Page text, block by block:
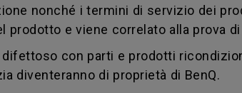
nonché i termini di servizio dei
e viene correlato alla prova
con parti e prodotti
diventeranno di proprietà di BenQ.